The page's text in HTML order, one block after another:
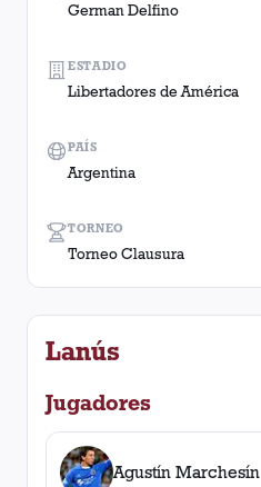
German Delfino
TORNEO
Torneo Clausura
ESTADIO
Libertadores de América
PAÍS
Argentina
Lanús
Jugadores
Agustín Marchesín